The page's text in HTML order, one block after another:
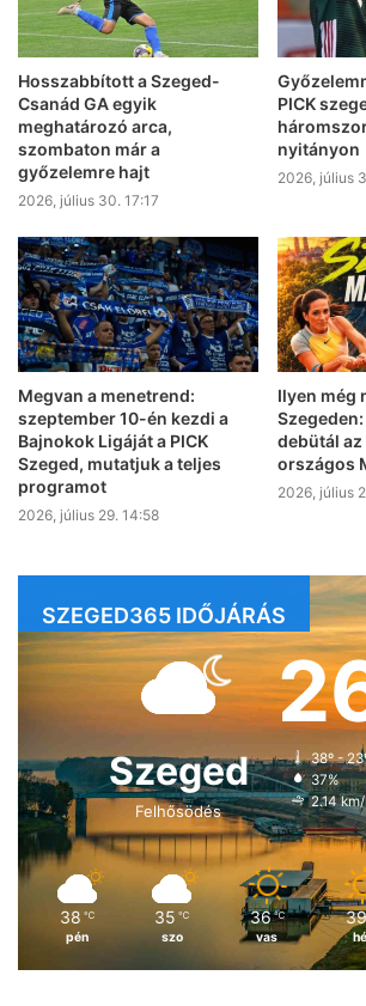
Hosszabbított a Szeged-
Csanád GA egyik
meghatározó arca,
szombaton már a
győzelemre hajt
2026, július 30. 17:17
PICK
nyitányon
2026, július
Megvan a menetrend:
szeptember 10-én kezdi a
Bajnokok Ligáját a PICK
Szeged, mutatjuk a teljes
programot
2026, július 29. 14:58
Ilyen még
debütál
országos
2026, július
SZEGED365 IDŐJÁRÁS
Szeged
Felhősödés
38º -
37%
2.14
38 ℃
pén
35 ℃
szo
36 ℃
vas
39